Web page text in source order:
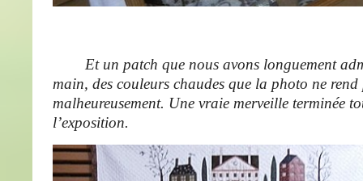
Et un patch que nous avons longuement
main, des couleurs chaudes que la photo ne
malheureusement. Une vraie merveille terminée
l’exposition.